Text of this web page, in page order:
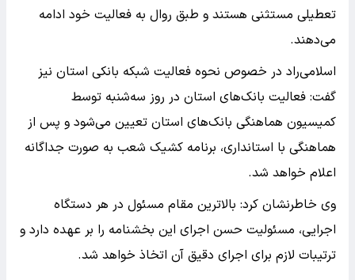
تعطیلی مستثنی هستند و طبق روال به فعالیت خود ادامه
می‌دهند.
اسلامی‌راد در خصوص نحوه فعالیت شبکه بانکی استان نیز
گفت: فعالیت بانک‌های استان در روز سه‌شنبه توسط
کمیسیون هماهنگی بانک‌های استان تعیین می‌شود و پس از
هماهنگی با استانداری، برنامه کشیک شعب به صورت جداگانه
اعلام خواهد شد.
وی خاطرنشان کرد: بالاترین مقام مسئول در هر دستگاه
اجرایی، مسئولیت حسن اجرای این بخشنامه را بر عهده دارد و
ترتیبات لازم برای اجرای دقیق آن اتخاذ خواهد شد.